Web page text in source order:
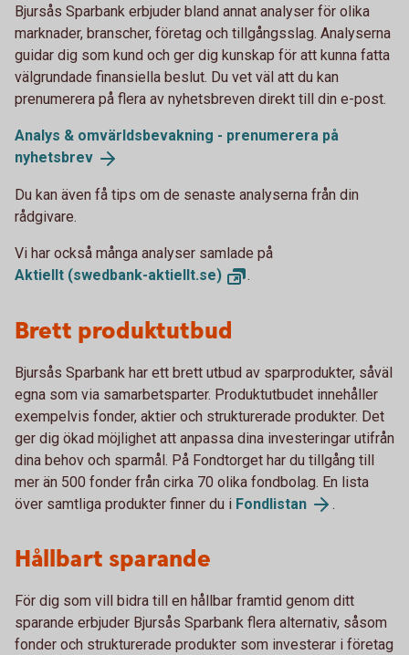
Bjursås Sparbank erbjuder bland annat analyser för olika
marknader, branscher, företag och tillgångsslag. Analyserna
guidar dig som kund och ger dig kunskap för att kunna fatta
välgrundade finansiella beslut. Du vet väl att du kan
prenumerera på flera av nyhetsbreven direkt till din e-post.
Analys & omvärldsbevakning - prenumerera på
nyhetsbrev
Du kan även få tips om de senaste analyserna från din
rådgivare.
Vi har också många analyser samlade på
Aktiellt (swedbank-aktiellt.se) .
Brett produktutbud
Bjursås Sparbank har ett brett utbud av sparprodukter, såväl
egna som via samarbetsparter. Produktutbudet innehåller
exempelvis fonder, aktier och strukturerade produkter. Det
ger dig ökad möjlighet att anpassa dina investeringar utifrån
dina behov och sparmål. På Fondtorget har du tillgång till
mer än 500 fonder från cirka 70 olika fondbolag. En lista
över samtliga produkter finner du i Fondlistan .
Hållbart sparande
För dig som vill bidra till en hållbar framtid genom ditt
sparande erbjuder Bjursås Sparbank flera alternativ, såsom
fonder och strukturerade produkter som investerar i företag